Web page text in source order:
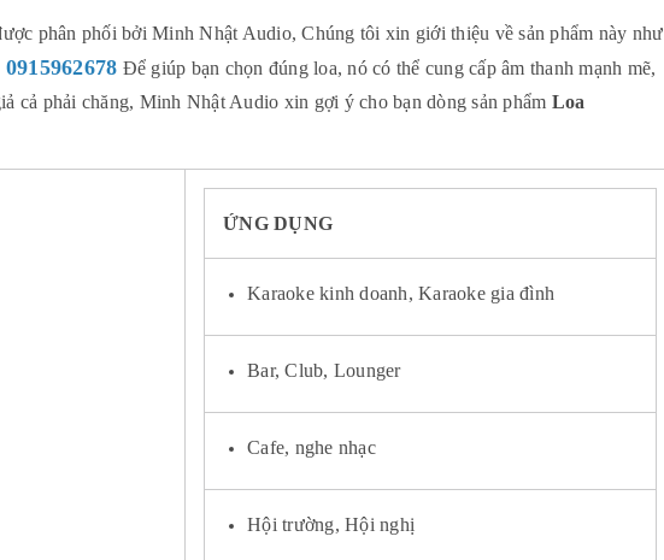
phân phối bởi Minh Nhật Audio, Chúng tôi xin giới thiệu về sản phẩm này như
Để giúp bạn chọn đúng loa, nó có thể cung cấp âm thanh mạnh mẽ,
cả phải chăng, Minh Nhật Audio xin gợi ý cho bạn dòng sản phẩm Loa
ỨNG DỤNG
Karaoke kinh doanh, Karaoke gia đình
Bar, Club, Lounger
Cafe, nghe nhạc
Hội trường, Hội nghị